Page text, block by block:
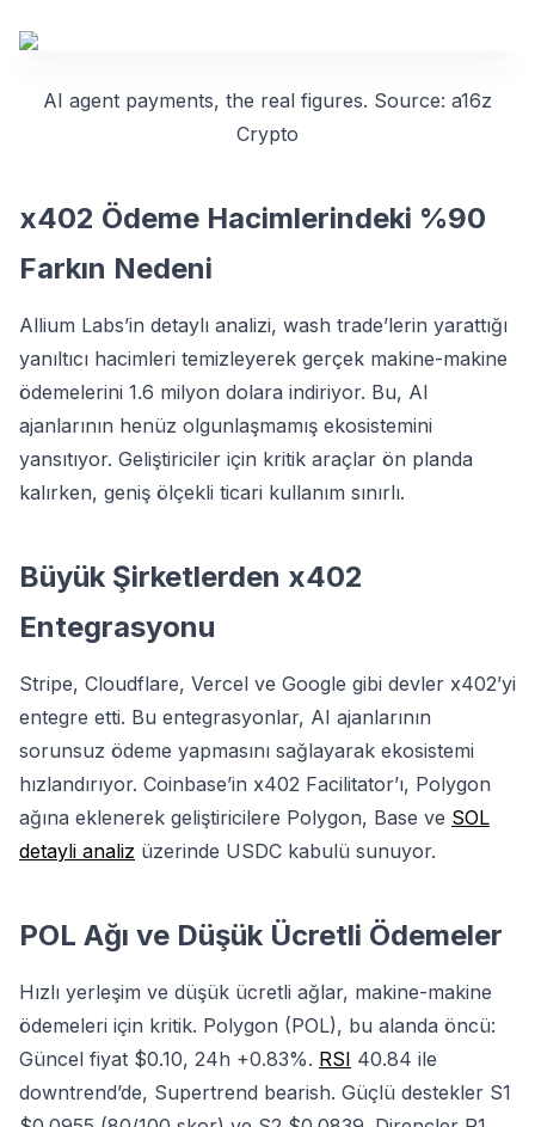
AI agent payments, the real figures. Source: a16z
Crypto
x402 Ödeme Hacimlerindeki %90
Farkın Nedeni
Allium Labs’in detaylı analizi, wash trade’lerin yarattığı
yanıltıcı hacimleri temizleyerek gerçek makine-makine
ödemelerini 1.6 milyon dolara indiriyor. Bu, AI
ajanlarının henüz olgunlaşmamış ekosistemini
yansıtıyor. Geliştiriciler için kritik araçlar ön planda
kalırken, geniş ölçekli ticari kullanım sınırlı.
Büyük Şirketlerden x402
Entegrasyonu
Stripe, Cloudflare, Vercel ve Google gibi devler x402’yi
entegre etti. Bu entegrasyonlar, AI ajanlarının
sorunsuz ödeme yapmasını sağlayarak ekosistemi
hızlandırıyor. Coinbase’in x402 Facilitator’ı, Polygon
ağına eklenerek geliştiricilere Polygon, Base ve SOL
detayli analiz üzerinde USDC kabulü sunuyor.
POL Ağı ve Düşük Ücretli Ödemeler
Hızlı yerleşim ve düşük ücretli ağlar, makine-makine
ödemeleri için kritik. Polygon (POL), bu alanda öncü:
Güncel fiyat $0.10, 24h +0.83%. RSI 40.84 ile
downtrend’de, Supertrend bearish. Güçlü destekler S1